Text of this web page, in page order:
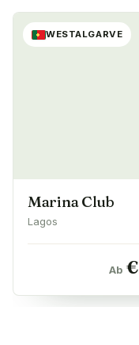
WESTALGARVE
Marina Club
Lagos
Ab €